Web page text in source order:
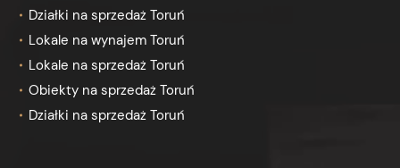
Działki na sprzedaż Toruń
Lokale na wynajem Toruń
Lokale na sprzedaż Toruń
Obiekty na sprzedaż Toruń
Działki na sprzedaż Toruń